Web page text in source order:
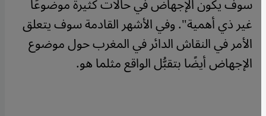
غير ذي أهمية". وفي الأشهر القادمة سوف يتعلق
الأمر في النقاش الدائر في المغرب حول موضوع
الإجهاض أيضًا بتقبُّل الواقع مثلما هو.